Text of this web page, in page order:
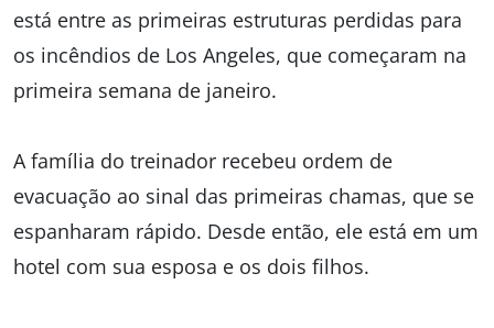
está entre as primeiras estruturas perdidas para
os incêndios de Los Angeles, que começaram na
primeira semana de janeiro.
A família do treinador recebeu ordem de
evacuação ao sinal das primeiras chamas, que se
espanharam rápido. Desde então, ele está em um
hotel com sua esposa e os dois filhos.